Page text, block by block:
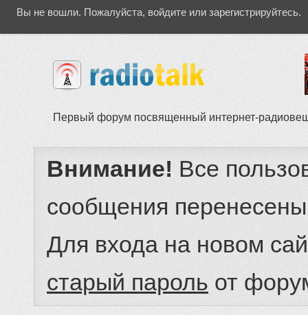
Вы не вошли. Пожалуйста, войдите или зарегистрируйтесь.
Первый форум посвященный интернет-
Внимание! Все
сообщения
Для входа на новом
старый пароль от